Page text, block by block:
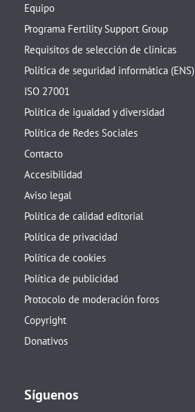
Equipo
Programa Fertility Support Group
Requisitos de selección de clínicas
Política de seguridad informática (ENS)
ISO 27001
Política de igualdad y diversidad
Política de Redes Sociales
Contacto
Accesibilidad
Aviso legal
Política de calidad editorial
Política de privacidad
Política de cookies
Política de publicidad
Protocolo de moderación foros
Copyright
Donativos
Síguenos